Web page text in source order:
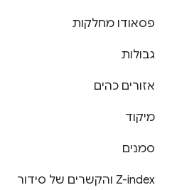
פסאודו מחלקות
גבולות
אזורים כהים
מיקוד
סמנים
Z-index והקשרים של סידור